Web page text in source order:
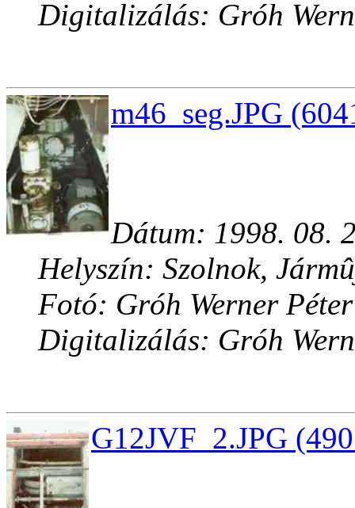
Digitalizálás: Gróh
m46_seg.JPG
Dátum: 1998. 08.
Helyszín: Szolnok,
Fotó: Gróh Werner Péter
Digitalizálás: Gróh
G12JVF_2.JPG